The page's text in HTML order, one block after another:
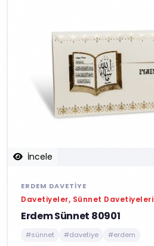
İncele
ERDEM DAVETIYE
Davetiyeler, Sünnet Davetiyeleri
Erdem Sünnet 80901
#sünnet #davetiye #erdem